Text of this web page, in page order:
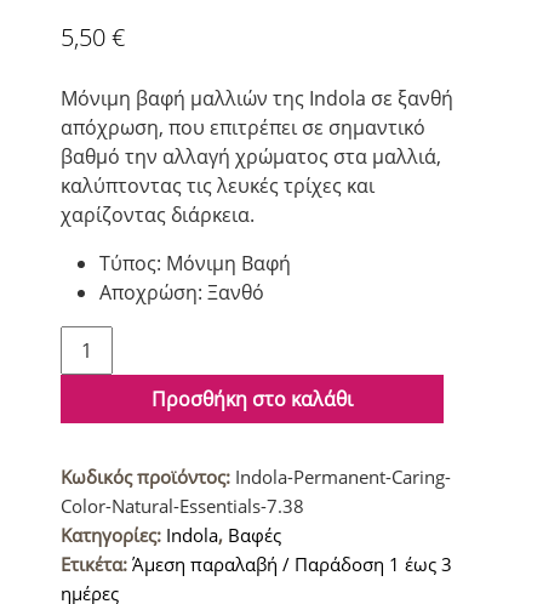
5,50€
Μόνιμη βαφή μαλλιών της Indola σε ξανθή
απόχρωση, που επιτρέπει σε σημαντικό
βαθμό την αλλαγή χρώματος στα μαλλιά,
καλύπτοντας τις λευκές τρίχες και
χαρίζοντας διάρκεια.
Τύπος: Μόνιμη Βαφή
Αποχρώση: Ξανθό
Indola
Permanent
Color
&
Essentials
Βαφή
μαλλιών
Προσθήκη στο καλάθι
Κωδικός προϊόντος: Indola-Permanent-Caring-
Color-Natural-Essentials-7.38
Κατηγορίες: Indola, Βαφές
Ετικέτα: Άμεση παραλαβή / Παράδοση 1 έως 3
ημέρες